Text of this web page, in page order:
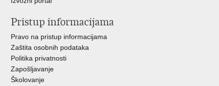
Pristup informacijama
Pravo na pristup informacijama
Zaštita osobnih podataka
Politika privatnosti
Zapošljavanje
Školovanje